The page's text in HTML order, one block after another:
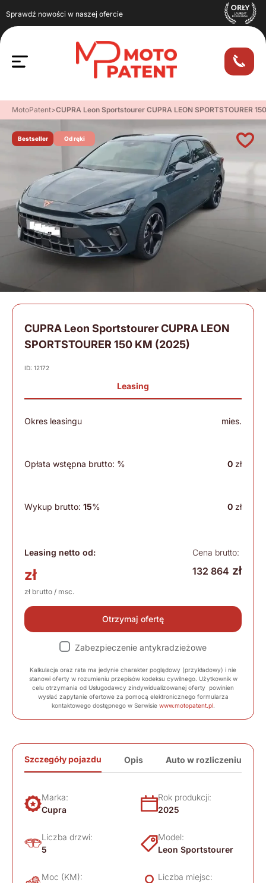
Sprawdź nowości w naszej ofercie
MotoPatent>CUPRA Leon Sportstourer CUPRA LEON SPORTSTOURER
Bestseller Od ręki
CUPRA Leon Sportstourer CUPRA LEON
SPORTSTOURER 150 KM (2025)
ID: 12172
Leasing
Okres leasingu mies.
Opłata wstępna brutto: % 0 zł
Wykup brutto: 15% 0 zł
Leasing netto od:
zł
zł brutto / msc.
Cena brutto:
132 864 zł
Otrzymaj ofertę
Zabezpieczenie antykradzieżowe
Kalkulacja oraz rata ma jedynie charakter poglądowy (przykładowy) i nie
stanowi oferty w rozumieniu przepisów kodeksu cywilnego. Użytkownik w
celu otrzymania od Usługodawcy zindywidualizowanej oferty powinien
wysłać zapytanie ofertowe za pomocą elektronicznego formularza
kontaktowego dostępnego w Serwisie www.motopatent.pl.
Szczegóły pojazdu Opis Auto w rozliczeniu
Marka:
Cupra
Rok produkcji:
2025
Liczba drzwi:
5
Model:
Leon Sportstourer
Moc (KM):
Liczba miejsc: